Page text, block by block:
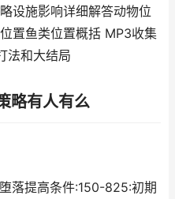
设施影响详细解答动物位
置鱼类位置概括 MP3收集
法和大结局
略有人有么
落提高条件:150-825:初期